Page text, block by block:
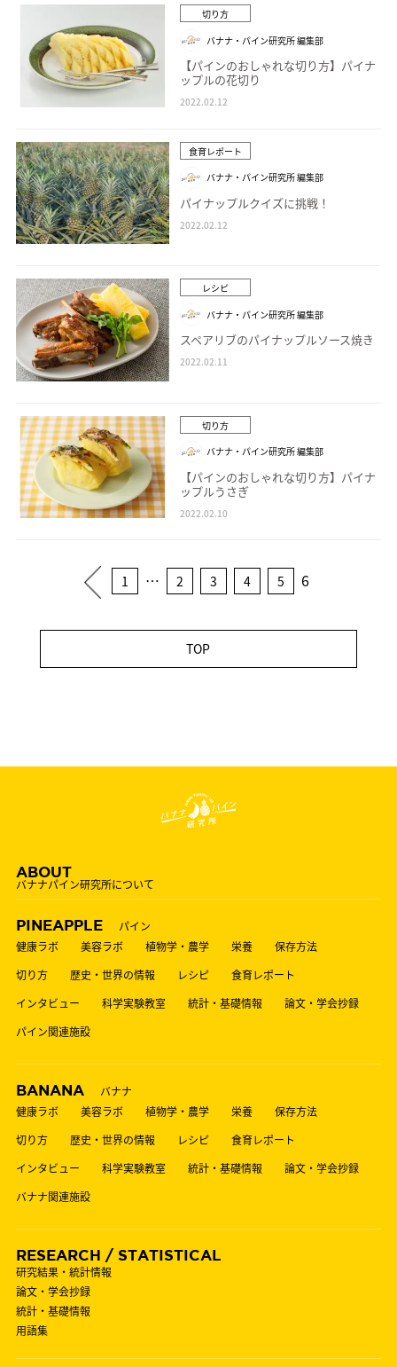
切り方
バナナ・パイン研究所 編集部
【パインのおしゃれな切り方】パイナ
ップルの花切り
2022.02.12
食育レポート
バナナ・パイン研究所 編集部
パイナップルクイズに挑戦！
2022.02.12
レシピ
バナナ・パイン研究所 編集部
スペアリブのパイナップルソース焼き
2022.02.11
切り方
バナナ・パイン研究所 編集部
【パインのおしゃれな切り方】パイナ
ップルうさぎ
2022.02.10
1 … 2 3 4 5 6
TOP
ABOUT
バナナパイン研究所について
PINEAPPLE
パイン
健康ラボ
美容ラボ 植物学・農学 栄養
保存方法
切り方
歴史・世界の情報 レシピ
食育レポート
インタビュー
科学実験教室 統計・基礎情報
論文・学会抄録
パイン関連施設
BANANA
バナナ
健康ラボ
美容ラボ 植物学・農学 栄養
保存方法
切り方
歴史・世界の情報 レシピ
食育レポート
インタビュー
科学実験教室 統計・基礎情報
論文・学会抄録
バナナ関連施設
RESEARCH / STATISTICAL
研究結果・統計情報
論文・学会抄録
統計・基礎情報
用語集